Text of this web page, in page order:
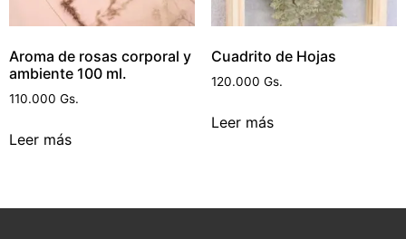
Aroma de rosas corporal y
ambiente 100 ml.
110.000 Gs.
Leer más
Cuadrito de Hojas
120.000 Gs.
Leer más